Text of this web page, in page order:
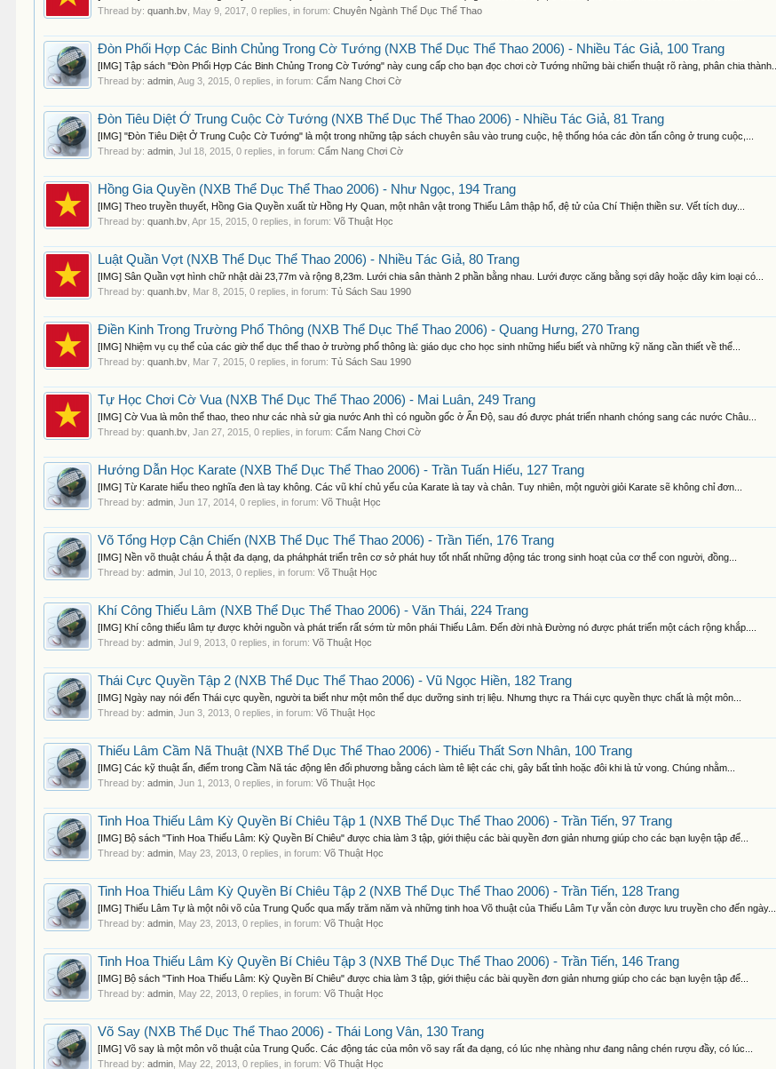
Thread by:quanh.bv May 9, 2017 , 0 replies, in forum:Chuyên Ngành Thể Dục Thể Thao
Đòn Phối Hợp Các Binh Chủng Trong Cờ Tướng (NXB Thể Dục Thể Thao 2006) - Nhiều Tác Giả, 100 Trang
[IMG] Tập sách "Đòn Phối Hợp Các Binh Chủng Trong Cờ Tướng" này cung cấp cho bạn đọc chơi cờ Tướng những bài chiến thuật rõ ràng, phân chia thành...
Thread by:admin ,Aug 3, 2015 , 0 replies, in forum:Cẩm Nang Chơi Cờ
Đòn Tiêu Diệt Ở Trung Cuộc Cờ Tướng (NXB Thể Dục Thể Thao 2006) - Nhiều Tác Giả, 81 Trang
[IMG] "Đòn Tiêu Diệt Ở Trung Cuộc Cờ Tướng" là một trong những tập sách chuyên sâu vào trung cuộc, hệ thống hóa các đòn tấn công ở trung cuộc,...
Thread by:admin ,Jul 18, 2015 , 0 replies, in forum:Cẩm Nang Chơi Cờ
Hồng Gia Quyền (NXB Thể Dục Thể Thao 2006) - Như Ngọc, 194 Trang
[IMG] Theo truyền thuyết, Hồng Gia Quyền xuất từ Hồng Hy Quan, một nhân vật trong Thiếu Lâm thập hổ, đệ tử của Chí Thiện thiền sư. Vết tích duy...
Thread by:quanh.bv ,Apr 15, 2015 , 0 replies, in forum:Võ Thuật Học
Luật Quần Vợt (NXB Thể Dục Thể Thao 2006) - Nhiều Tác Giả, 80 Trang
[IMG] Sân Quần vợt hình chữ nhật dài 23,77m và rộng 8,23m. Lưới chia sân thành 2 phần bằng nhau. Lưới được căng bằng sợi dây hoặc dây kim loại có...
Thread by:quanh.bv Mar 8, 2015 , 0 replies, in forum:Tủ Sách Sau 1990
Điền Kinh Trong Trường Phổ Thông (NXB Thể Dục Thể Thao 2006) - Quang Hưng, 270 Trang
[IMG] Nhiệm vụ cụ thể của các giờ thể dục thể thao ở trường phổ thông là: giáo dục cho học sinh những hiểu biết và những kỹ năng cần thiết về thể...
Thread by:quanh.bv Mar 7, 2015 , 0 replies, in forum:Tủ Sách Sau 1990
Tự Học Chơi Cờ Vua (NXB Thể Dục Thể Thao 2006) - Mai Luân, 249 Trang
[IMG] Cờ Vua là môn thể thao, theo như các nhà sử gia nước Anh thì có nguồn gốc ở Ấn Độ, sau đó được phát triển nhanh chóng sang các nước Châu...
Thread by:quanh.bv ,Jan 27, 2015 , 0 replies, in forum:Cẩm Nang Chơi Cờ
Hướng Dẫn Học Karate (NXB Thể Dục Thể Thao 2006) - Trần Tuấn Hiếu, 127 Trang
[IMG] Từ Karate hiểu theo nghĩa đen là tay không. Các vũ khí chủ yếu của Karate là tay và chân. Tuy nhiên, một người giỏi Karate sẽ không chỉ đơn...
Thread by:admin ,Jun 17, 2014 , 0 replies, in forum:Võ Thuật Học
Võ Tổng Hợp Cận Chiến (NXB Thể Dục Thể Thao 2006) - Trần Tiến, 176 Trang
[IMG] Nền võ thuật cháu Á thật đa dạng, da pháhphát triển trên cơ sở phát huy tốt nhất những động tác trong sinh hoạt của cơ thể con người, đồng...
Thread by:admin ,Jul 10, 2013 , 0 replies, in forum:Võ Thuật Học
Khí Công Thiếu Lâm (NXB Thể Dục Thể Thao 2006) - Văn Thái, 224 Trang
[IMG] Khí công thiếu lâm tự được khởi nguồn và phát triển rất sớm từ môn phái Thiếu Lâm. Đến đời nhà Đường nó được phát triển một cách rộng khắp....
Thread by:admin ,Jul 9, 2013 , 0 replies, in forum:Võ Thuật Học
Thái Cực Quyền Tập 2 (NXB Thể Dục Thể Thao 2006) - Vũ Ngọc Hiền, 182 Trang
[IMG] Ngày nay nói đến Thái cực quyền, người ta biết như một môn thể dục dưỡng sinh trị liệu. Nhưng thực ra Thái cực quyền thực chất là một môn...
Thread by:admin ,Jun 3, 2013 , 0 replies, in forum:Võ Thuật Học
Thiếu Lâm Cầm Nã Thuật (NXB Thể Dục Thể Thao 2006) - Thiếu Thất Sơn Nhân, 100 Trang
[IMG] Các kỹ thuật ấn, điểm trong Cầm Nã tác động lên đối phương bằng cách làm tê liệt các chi, gây bất tỉnh hoặc đôi khi là tử vong. Chúng nhằm...
Thread by:admin ,Jun 1, 2013 , 0 replies, in forum:Võ Thuật Học
Tinh Hoa Thiếu Lâm Kỳ Quyền Bí Chiêu Tập 1 (NXB Thể Dục Thể Thao 2006) - Trần Tiến, 97 Trang
[IMG] Bộ sách "Tinh Hoa Thiếu Lâm: Kỳ Quyền Bí Chiêu" được chia làm 3 tập, giới thiệu các bài quyền đơn giản nhưng giúp cho các bạn luyện tập để...
Thread by:admin May 23, 2013 , 0 replies, in forum:Võ Thuật Học
Tinh Hoa Thiếu Lâm Kỳ Quyền Bí Chiêu Tập 2 (NXB Thể Dục Thể Thao 2006) - Trần Tiến, 128 Trang
[IMG] Thiếu Lâm Tự là một nôi võ của Trung Quốc qua mấy trăm năm và những tinh hoa Võ thuật của Thiếu Lâm Tự vẫn còn được lưu truyền cho đến ngày...
Thread by:admin May 23, 2013 , 0 replies, in forum:Võ Thuật Học
Tinh Hoa Thiếu Lâm Kỳ Quyền Bí Chiêu Tập 3 (NXB Thể Dục Thể Thao 2006) - Trần Tiến, 146 Trang
[IMG] Bộ sách "Tinh Hoa Thiếu Lâm: Kỳ Quyền Bí Chiêu" được chia làm 3 tập, giới thiệu các bài quyền đơn giản nhưng giúp cho các bạn luyện tập để...
Thread by:admin May 22, 2013 , 0 replies, in forum:Võ Thuật Học
Võ Say (NXB Thể Dục Thể Thao 2006) - Thái Long Vân, 130 Trang
[IMG] Võ say là một môn võ thuật của Trung Quốc. Các động tác của môn võ say rất đa dạng, có lúc nhẹ nhàng như đang nâng chén rượu đầy, có lúc...
Thread by:admin May 22, 2013 , 0 replies, in forum:Võ Thuật Học